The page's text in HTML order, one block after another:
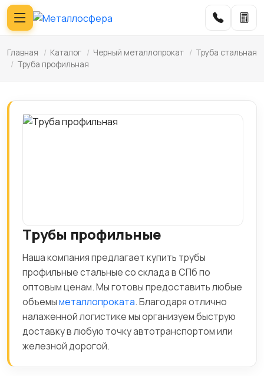
Главная / Каталог / Черный металлопрокат / Труба стальная
/ Труба профильная
Трубы профильные
Наша компания предлагает купить трубы
профильные стальные со склада в СПб по
оптовым ценам. Мы готовы предоставить любые
объемыметаллопроката. Благодаря отлично
налаженной логистике мы организуем быструю
доставку в любую точку автотранспортом или
железной дорогой.